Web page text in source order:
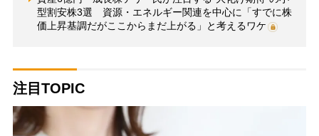
型割安株3選 資源・エネルギー関連を中心に「すでに株
価上昇基調だがここからまだ上がる」と考えるワケ
注目TOPIC